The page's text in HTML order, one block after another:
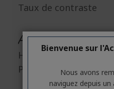
Taux de contraste
Audio
Haut-parleurs
Puissance de sortie
Bienvenue sur
Nous avons
naviguez depuis un